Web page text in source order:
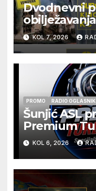
Dvodnevni
pogibije
Kraljevića i
pripadnika
KOL 7, 2026
PROMO RADIO OGLASNIK
Šunjić ASL
Premium
na jednoj
KOL 6, 2026